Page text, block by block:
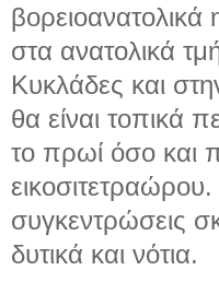
βορειοανατολικά
στα ανατολικά
Κυκλάδες και
θα είναι τοπικά
το πρωί όσο και
συγκεντρώσεις
δυτικά και νότια.